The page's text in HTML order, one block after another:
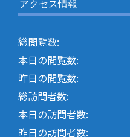
アクセス情報
総閲覧数:
本日の閲覧数:
昨日の閲覧数:
総訪問者数:
本日の訪問者数:
昨日の訪問者数: